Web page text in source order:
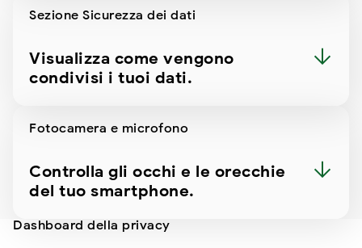
Sezione Sicurezza dei dati
Visualizza come vengono
condivisi i tuoi dati.
Fotocamera e microfono
Controlla gli occhi e le orecchie
del tuo smartphone.
Dashboard della privacy